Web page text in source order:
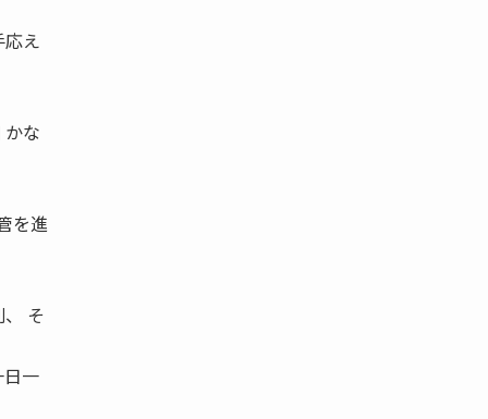
え
な
を進
そ
一